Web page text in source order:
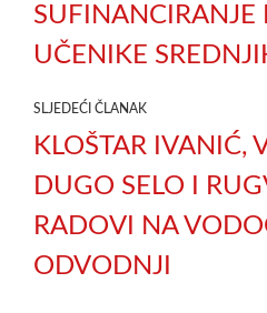
SUFINANCIRANJE
UČENIKE
SLJEDEĆI ČLANAK
KLOŠTAR IVANIĆ,
DUGO SELO I
RADOVI NA
ODVODNJI